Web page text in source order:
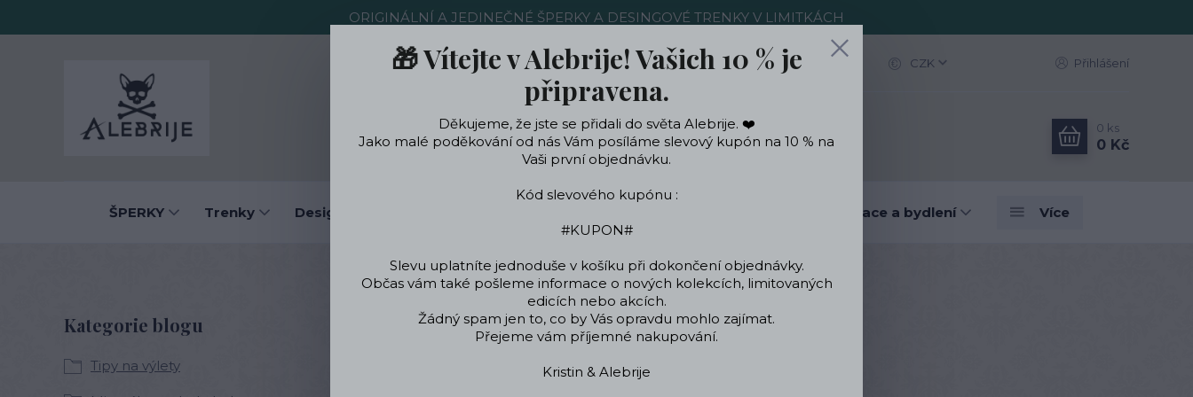
ORIGINÁLNÍ A JEDINEČNÉ ŠPERKY A DESINGOVÉ TRENKY V LIMITKÁCH
Nákup u nás Kontakty Ochrana soukromí Blog CZK Přihlášení
Hledat
0 ks
0 Kč
ŠPERKY Trenky Designové oblečení a doplňky Designové dekorace a bydlení Více
Úvod Blog
Kategorie blogu
Tipy na výlety
Blog
🎁 Vítejte v Alebrije! Vašich 10 % je
připravena.
Děkujeme, že jste se přidali do světa Alebrije. ❤️
Jako malé poděkování od nás Vám posíláme slevový kupón na 10 % na
Vaši první objednávku.
Kód slevového kupónu :
#KUPON#
Slevu uplatníte jednoduše v košíku při dokončení objednávky.
Občas vám také pošleme informace o nových kolekcích, limitovaných
edicích nebo akcích.
Žádný spam jen to, co by Vás opravdu mohlo zajímat.
Přejeme vám příjemné nakupování.
Kristin & Alebrije